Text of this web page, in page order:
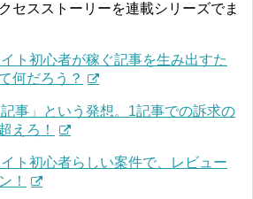
セスストーリーを連載シリーズでま
ト初心者が稼ぐ記事を生み出すた
何だろう？
事」という発想。1記事での訴求の
えろ！
ト初心者らしい案件で、レビュー
！